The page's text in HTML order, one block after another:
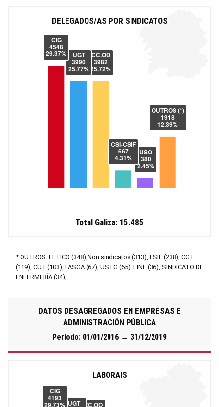
DELEGADOS/AS POR SINDICATOS
Total Galiza: 15.485
* OUTROS: FETICO (348),Non sindicatos (313), FSIE (238), CGT
(119), CUT (103), FASGA (67), USTG (65), FINE (36), SINDICATO DE
ENFERMERÍA (34), ...
DATOS DESAGREGADOS EN EMPRESAS E
ADMINISTRACIÓN PÚBLICA
Período: 01/01/2016 → 31/12/2019
LABORAIS